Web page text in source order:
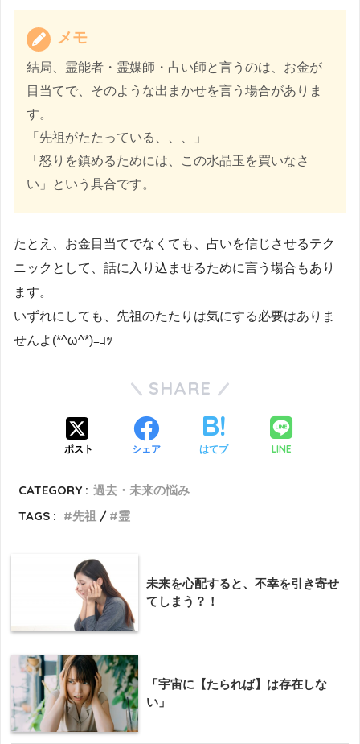
メモ
結局、霊能者・霊媒師・占い師と言うのは、お金が
目当てで、そのような出まかせを言う場合がありま
す。
「先祖がたたっている、、、」
「怒りを鎮めるためには、この水晶玉を買いなさ
い」という具合です。
たとえ、お金目当てでなくても、占いを信じさせるテク
ニックとして、話に入り込ませるために言う場合もあり
ます。
いずれにしても、先祖のたたりは気にする必要はありま
せんよ(*^ω^*)ﾆｺｯ
SHARE
ポスト シェア はてブ LINE
CATEGORY : 過去・未来の悩み
TAGS :
先祖 霊
未来を心配すると、不幸を引き寄せ
てしまう？！
「宇宙に【たられば】は存在しな
い」